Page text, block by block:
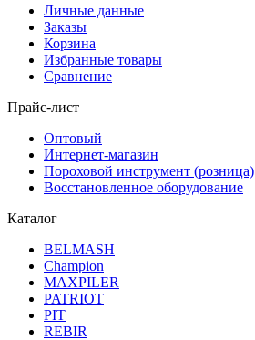
Личные данные
Заказы
Корзина
Избранные товары
Сравнение
Прайс-лист
Оптовый
Интернет-магазин
Пороховой инструмент (розница)
Восстановленное оборудование
Каталог
BELMASH
Champion
MAXPILER
PATRIOT
PIT
REBIR